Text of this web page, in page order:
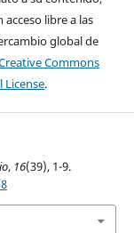
libre a las
global de
Commons
License.
, 16(39), 1-9.